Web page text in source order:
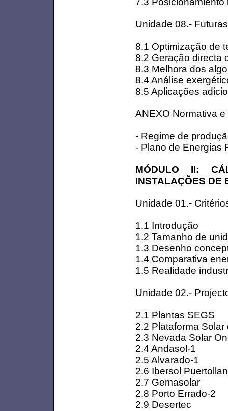
Unidade 08.-
8.1 Optimização de
8.2 Geração directa
8.3 Melhora dos
8.4 Análise
8.5 Aplicações
ANEXO Normativa
- Regime de
- Plano de Energias
MÓDULO II:
INSTALAÇÕES DE
Unidade 01.-
1.1 Introdução
1.2 Tamanho de
1.3 Desenho
1.4 Comparativa
1.5 Realidade
Unidade 02.-
2.1 Plantas SEGS
2.2 Plataforma Solar
2.3 Nevada Solar
2.4 Andasol-1
2.5 Alvarado-1
2.6 Ibersol
2.7 Gemasolar
2.8 Porto Errado-2
2.9 Desertec